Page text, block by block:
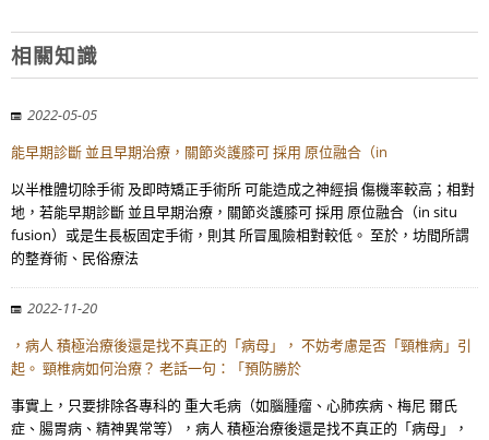
相關知識
2022-05-05
能早期診斷 並且早期治療，關節炎護膝可 採用 原位融合（in
以半椎體切除手術 及即時矯正手術所 可能造成之神經損 傷機率較高；相對
地，若能早期診斷 並且早期治療，關節炎護膝可 採用 原位融合（in situ
fusion）或是生長板固定手術，則其 所冒風險相對較低。 至於，坊間所謂
的整脊術、民俗療法
2022-11-20
，病人 積極治療後還是找不真正的「病母」， 不妨考慮是否「頸椎病」引
起。 頸椎病如何治療？ 老話一句：「預防勝於
事實上，只要排除各專科的 重大毛病（如腦腫瘤、心肺疾病、梅尼 爾氏
症、腸胃病、精神異常等），病人 積極治療後還是找不真正的「病母」，